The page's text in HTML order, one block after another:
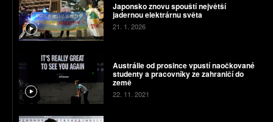
Japonsko znovu spouští největší
jadernou elektrárnu světa
21. 1. 2026
Austrálie od prosince vpustí naočkované
studenty a pracovníky ze zahraničí do
země
22. 11. 2021